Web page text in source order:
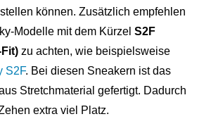
können. Zusätzlich empfehlen
Modelle mit dem Kürzel S2F
zu achten, wie beispielsweise
S2F. Bei diesen Sneakern ist das
Stretchmaterial gefertigt. Dadurch
extra viel Platz.